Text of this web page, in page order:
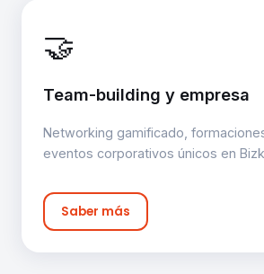
🤝
Team-building y empresa
Networking gamificado,
eventos corporativos únicos en
Saber más